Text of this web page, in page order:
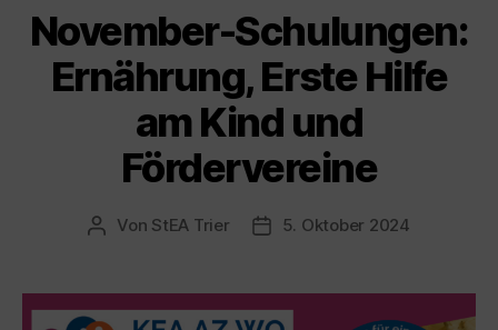
November-Schulungen:
Ernährung, Erste Hilfe
am Kind und
Fördervereine
Beitragsautor
Von StEA Trier Veröffentlichungsdatum
5. Oktober 2024